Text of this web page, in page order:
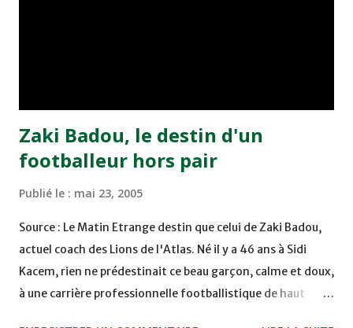
Zaki Badou, le destin d'un
footballeur hors pair
Publié le : mai 23, 2005
Source : Le Matin Etrange destin que celui de Zaki Badou,
actuel coach des Lions de l'Atlas. Né il y a 46 ans à Sidi
Kacem, rien ne prédestinait ce beau garçon, calme et doux,
à une carrière professionnelle footballistique de haut